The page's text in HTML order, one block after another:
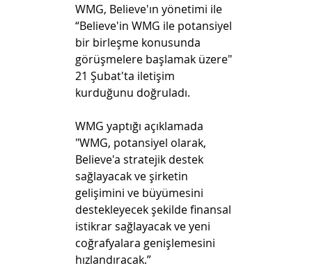
WMG, Believe'ın yönetimi ile
“Believe'in WMG ile potansiyel
bir birleşme konusunda
görüşmelere başlamak üzere"
21 Şubat'ta iletişim
kurduğunu doğruladı.
WMG yaptığı açıklamada
"WMG, potansiyel olarak,
Believe'a stratejik destek
sağlayacak ve şirketin
gelişimini ve büyümesini
destekleyecek şekilde finansal
istikrar sağlayacak ve yeni
coğrafyalara genişlemesini
hızlandıracak.”